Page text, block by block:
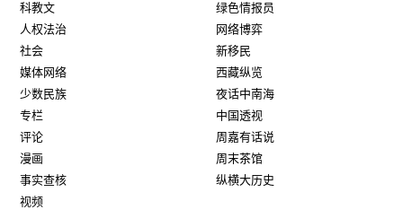
科教文
人权法治
社会
媒体网络
少数民族
专栏
评论
漫画
事实查核
视频
绿色情报员
网络博弈
新移民
西藏纵览
夜话中南海
中国透视
周嘉有话说
周末茶馆
纵横大历史